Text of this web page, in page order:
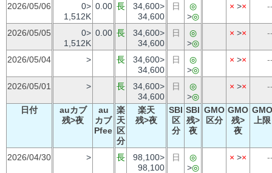
2026/05/06
0>
1,512K
0.00 長
34,600>
34,600
日
◎
>◎
× >×
2026/05/05
0>
1,512K
0.00 長
34,600>
34,600
日
◎
>◎
× >×
2026/05/04 > 長
34,600>
34,600
日
◎
>◎
× >×
2026/05/01 > 長
34,600>
34,600
日
◎
>◎
× >×
日付
auカブ
残>夜
au
カブ
Pfee
楽
天
区
分
楽天
残>夜
SBI
区
分
SBI
残>
夜
GMO
区分
GMO
残>
夜
GMO
上限
2026/04/30 > 長
98,100>
98,100
日
◎
>◎
× >×